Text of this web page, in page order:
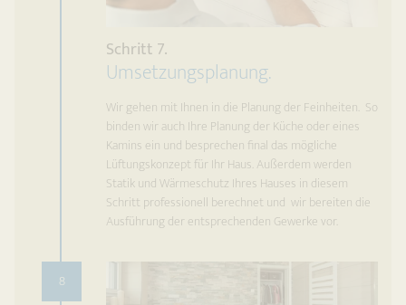
Schritt 7.
Umsetzungsplanung.
Wir gehen mit Ihnen in die Planung der Feinheiten. So
binden wir auch Ihre Planung der Küche oder eines
Kamins ein und besprechen final das mögliche
Lüftungskonzept für Ihr Haus. Außerdem werden
Statik und Wärmeschutz Ihres Hauses in diesem
Schritt professionell berechnet und wir bereiten die
Ausführung der entsprechenden Gewerke vor.
8